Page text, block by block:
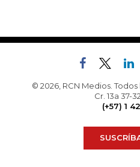
© 2026, RCN Medios.
Cr. 13a 37-
(+57) 1